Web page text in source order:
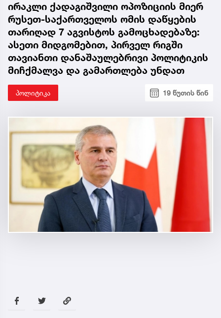
ირაკლი ქადაგიშვილი ოპოზიციის მიერ
რუსეთ-საქართველოს ომის დაწყების
თარიღად 7 აგვისტოს გამოცხადებაზე:
ასეთი მიდგომებით, პირველ რიგში
თავიანთი დანაშაულებრივი პოლიტიკის
მიჩქმალვა და გამართლება უნდათ
პოლიტიკა 19 წუთის წინ